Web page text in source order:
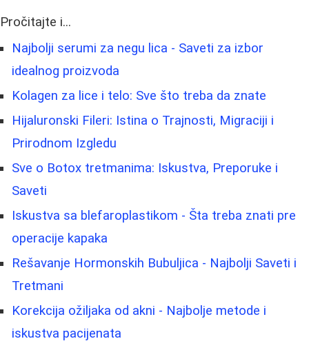
Pročitajte i...
Najbolji serumi za negu lica - Saveti za izbor
idealnog proizvoda
Kolagen za lice i telo: Sve što treba da znate
Hijaluronski Fileri: Istina o Trajnosti, Migraciji i
Prirodnom Izgledu
Sve o Botox tretmanima: Iskustva, Preporuke i
Saveti
Iskustva sa blefaroplastikom - Šta treba znati pre
operacije kapaka
Rešavanje Hormonskih Bubuljica - Najbolji Saveti i
Tretmani
Korekcija ožiljaka od akni - Najbolje metode i
iskustva pacijenata